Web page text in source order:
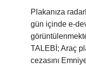
Plakanıza
gün içinde e-
TALEBİ; Araç
cezasını